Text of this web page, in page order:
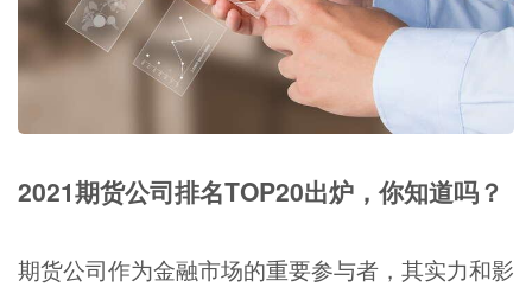
2021期货公司排名TOP20出炉，你知道吗？
期货公司作为金融市场的重要参与者，其实力和影